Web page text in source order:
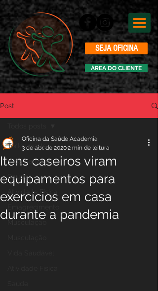
SEJA OFICINA
ÁREA DO CLIENTE
Post
Todos posts
Vida Saudável
Saúde
Atividade Física
Itens caseiros viram
equipamentos para
exercícios em casa
durante a pandemia
Oficina da Saúde Academia
3 de abr. de 20202 min de leitura